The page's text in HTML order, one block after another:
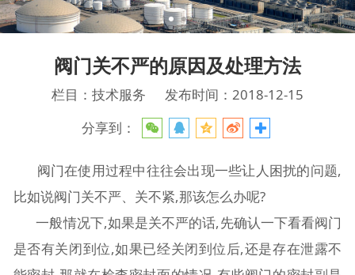
阀门关不严的原因及处理方法
栏目：技术服务
发布时间：2018-12-15
分享到：
阀门在使用过程中往往会出现一些让人困扰的问题,
比如说阀门关不严、关不紧,那该怎么办呢?
一般情况下,如果是关不严的话,先确认一下看看阀门
是否有关闭到位,如果已经关闭到位后,还是存在泄露不